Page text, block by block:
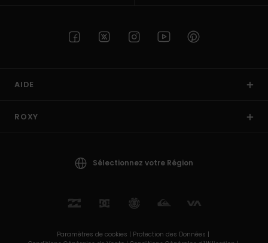
AIDE
ROXY
Sélectionnez votre Région
Paramètres de cookies | Protection des Données |